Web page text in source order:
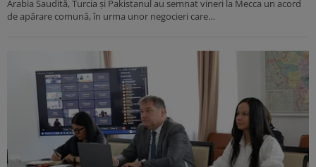
Arabia Saudită, Turcia şi Pakistanul au semnat vineri la Mecca un acord
de apărare comună, în urma unor negocieri care…